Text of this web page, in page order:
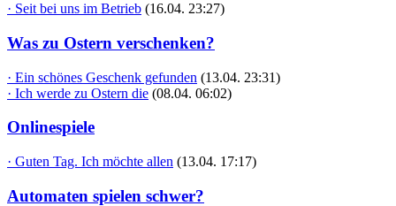
· Seit bei uns im Betrieb (16.04. 23:27)
Was zu Ostern verschenken?
· Ein schönes Geschenk gefunden (13.04. 23:31)
· Ich werde zu Ostern die (08.04. 06:02)
Onlinespiele
· Guten Tag. Ich möchte allen (13.04. 17:17)
Automaten spielen schwer?